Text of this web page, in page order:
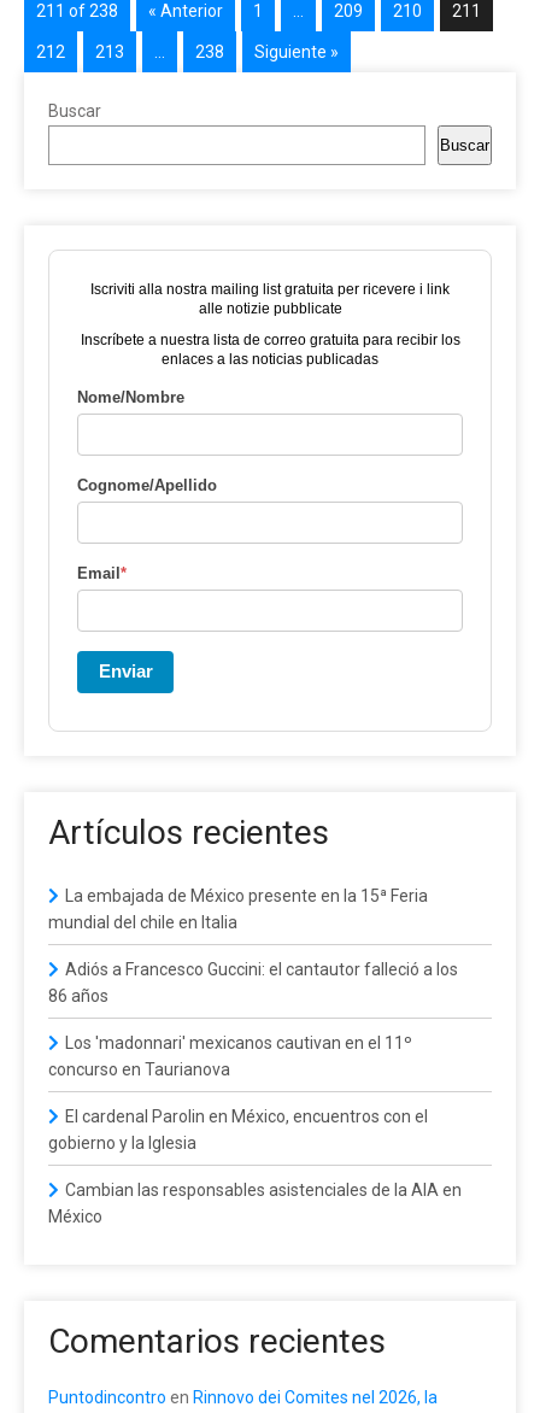
211 of 238 « Anterior 1 209 210 211
212 213 238 Siguiente »
Buscar
Buscar
Iscriviti alla nostra mailing list gratuita per ricevere i link
alle notizie pubblicate
Inscríbete a nuestra lista de correo gratuita para recibir los
enlaces a las noticias publicadas
Nome/Nombre
Cognome/Apellido
Email *
Enviar
Artículos recientes
La embajada de México presente en la 15ª Feria
mundial del chile en Italia
Adiós a Francesco Guccini: el cantautor falleció a los
86 años
Los 'madonnari' mexicanos cautivan en el 11º
concurso en Taurianova
El cardenal Parolin en México, encuentros con el
gobierno y la Iglesia
Cambian las responsables asistenciales de la AIA en
México
Comentarios recientes
Puntodincontro en Rinnovo dei Comites nel 2026, la